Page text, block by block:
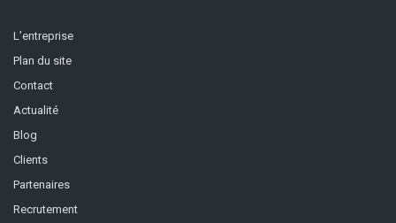
L’entreprise
Plan du site
Contact
Actualité
Blog
Clients
Partenaires
Recrutement